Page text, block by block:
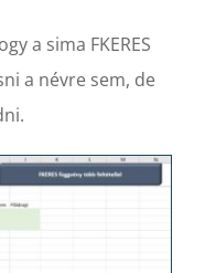
a sima FKERES
a névre sem, de